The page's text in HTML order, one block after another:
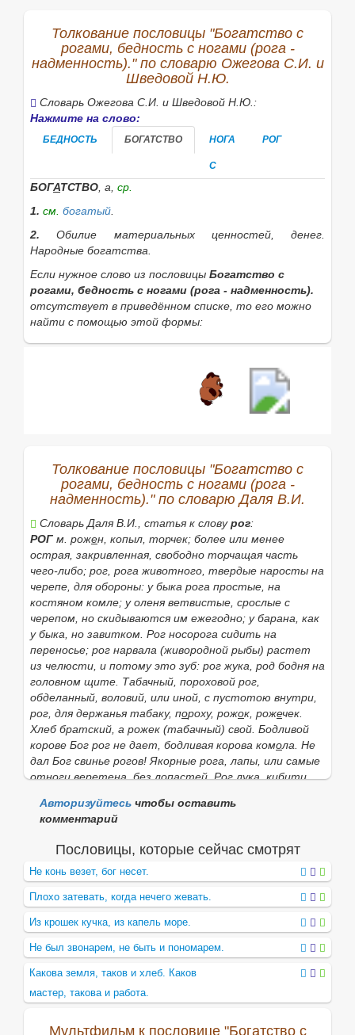
Толкование пословицы "Богатство с
рогами, бедность с ногами (рога -
надменность)." по словарю Ожегова С.И. и
Шведовой Н.Ю.
Словарь Ожегова С.И. и Шведовой Н.Ю.:
Нажмите на слово:
БЕДНОСТЬ БОГАТСТВО НОГА РОГ
С
БОГАТСТВО , а, ср.
1. см. богатый
2. Обилие материальных ценностей, денег.
Народные богатства.
Если нужное слово из пословицы Богатство с
рогами, бедность с ногами (рога - надменность).
отсутствует в приведённом списке, то его можно
найти с помощью этой формы:
Толкование пословицы "Богатство с
рогами, бедность с ногами (рога -
надменность)." по словарю Даля В.И.
Словарь Даля В.И., статья к словурог:
РОГ м. рожен, копыл, торчек; более или менее
острая, закривленная, свободно торчащая часть
чего-либо; рог рога животного, твердые наросты на
черепе, для обороны: у быка рога простые, на
костяном комле; у оленя ветвистые срослые с
черепом, но скидываются им ежегодно; у барана, как
у быка, но завитком. Рог носорога сидить на
переносье; рог нарвала (живородной рыбы) растет
из челюсти, и потому это зуб: рог жука, род бодня на
головном щите. Табачный, пороховой рог,
обделанный, воловий, или иной, с пустотою внутри,
рог, для держанья табаку, пороху, рожок, рожечек.
Хлеб братский, а рожек (табачный) свой Бодливой
корове Бог рог не дает, бодливая корова комола. Не
дал Бог свинье рогов! Якорные рога, лапы, или самые
отноги веретена, без лопастей.Рог лука,кибити,
двух козлиных рогов.Рог на винограде,
Schenkel), наросты, бесплодные отростки.
бараньего рога.Рог аоголовка столпа.
|| Рог,пск. твер. шишка, опухоль от ушиба.
|| Рог, музыкальное орудие, медная труба с
раструбом, издающая один только звук; это русская
музыка, взятая отохотничьих рогов,
подбирались под голоса, и таким образом
составился целый хор. Рогилирожок пастуший,
прямой, разной величины; он же
русский, песенный
который делается из воловьего рога, с
продушинами для переборки пальцами и со
губником;звук кларнетный, или английского рожка.
Авторизуйтесь чтобы оставить
комментарий
Пословицы, которые сейчас смотрят
Не конь везет, бог несет.
Плохо затевать, когда нечего жевать.
Из крошек кучка, из капель море.
Не был звонарем, не быть и пономарем.
Какова земля, таков и хлеб. Каков
мастер, такова и работа.
Мультфильм к пословице "Богатство с